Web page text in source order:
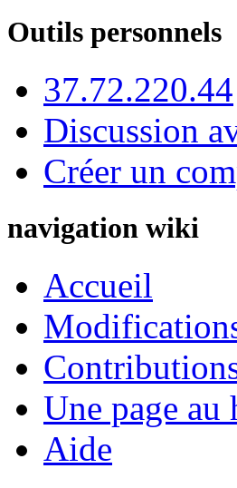
Outils personnels
37.72.220.44
Discussion
Créer un
navigation wiki
Accueil
Une page au
Aide